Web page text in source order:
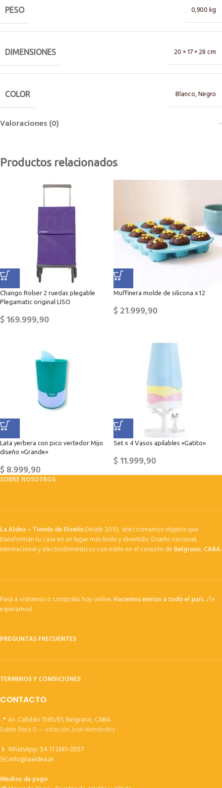
PESO 0,900 kg
DIMENSIONES 20 × 17 × 28 cm
COLOR Blanco,Negro
Valoraciones (0)
Productos relacionados
Chango Rolser 2 ruedas plegable
Plegamatic original LISO
$169.999,90
Muffinera molde de silicona x12
$21.999,90
Lata yerbera con pico vertedor Mijo
diseño «Grande»
$8.999,90
Set x 4 Vasos apilables «Gatito»
$11.999,90
SOBRE NOSOTROS
La Aldea – Tienda de DiseñoDesde 2010, seleccionamos objetos que
transforman tu casa en un lugar más lindo y divertido. Diseño nacional,
internacional y electrodomésticos con estilo en el corazón de Belgrano, CABA.
Pasá a visitarnos o compralo hoy online.Hacemos envíos a todo el país.¡Te
esperamos!
PREGUNTAS FRECUENTES
TERMINOS Y CONDICIONES
CONTACTO
📍 Av. Cabildo 1565/61, Belgrano, CABA
Subte línea D — estación José Hernández
📱 WhatsApp:54 11 3381-0557
✉️info@laaldea.ar
Medios de pago